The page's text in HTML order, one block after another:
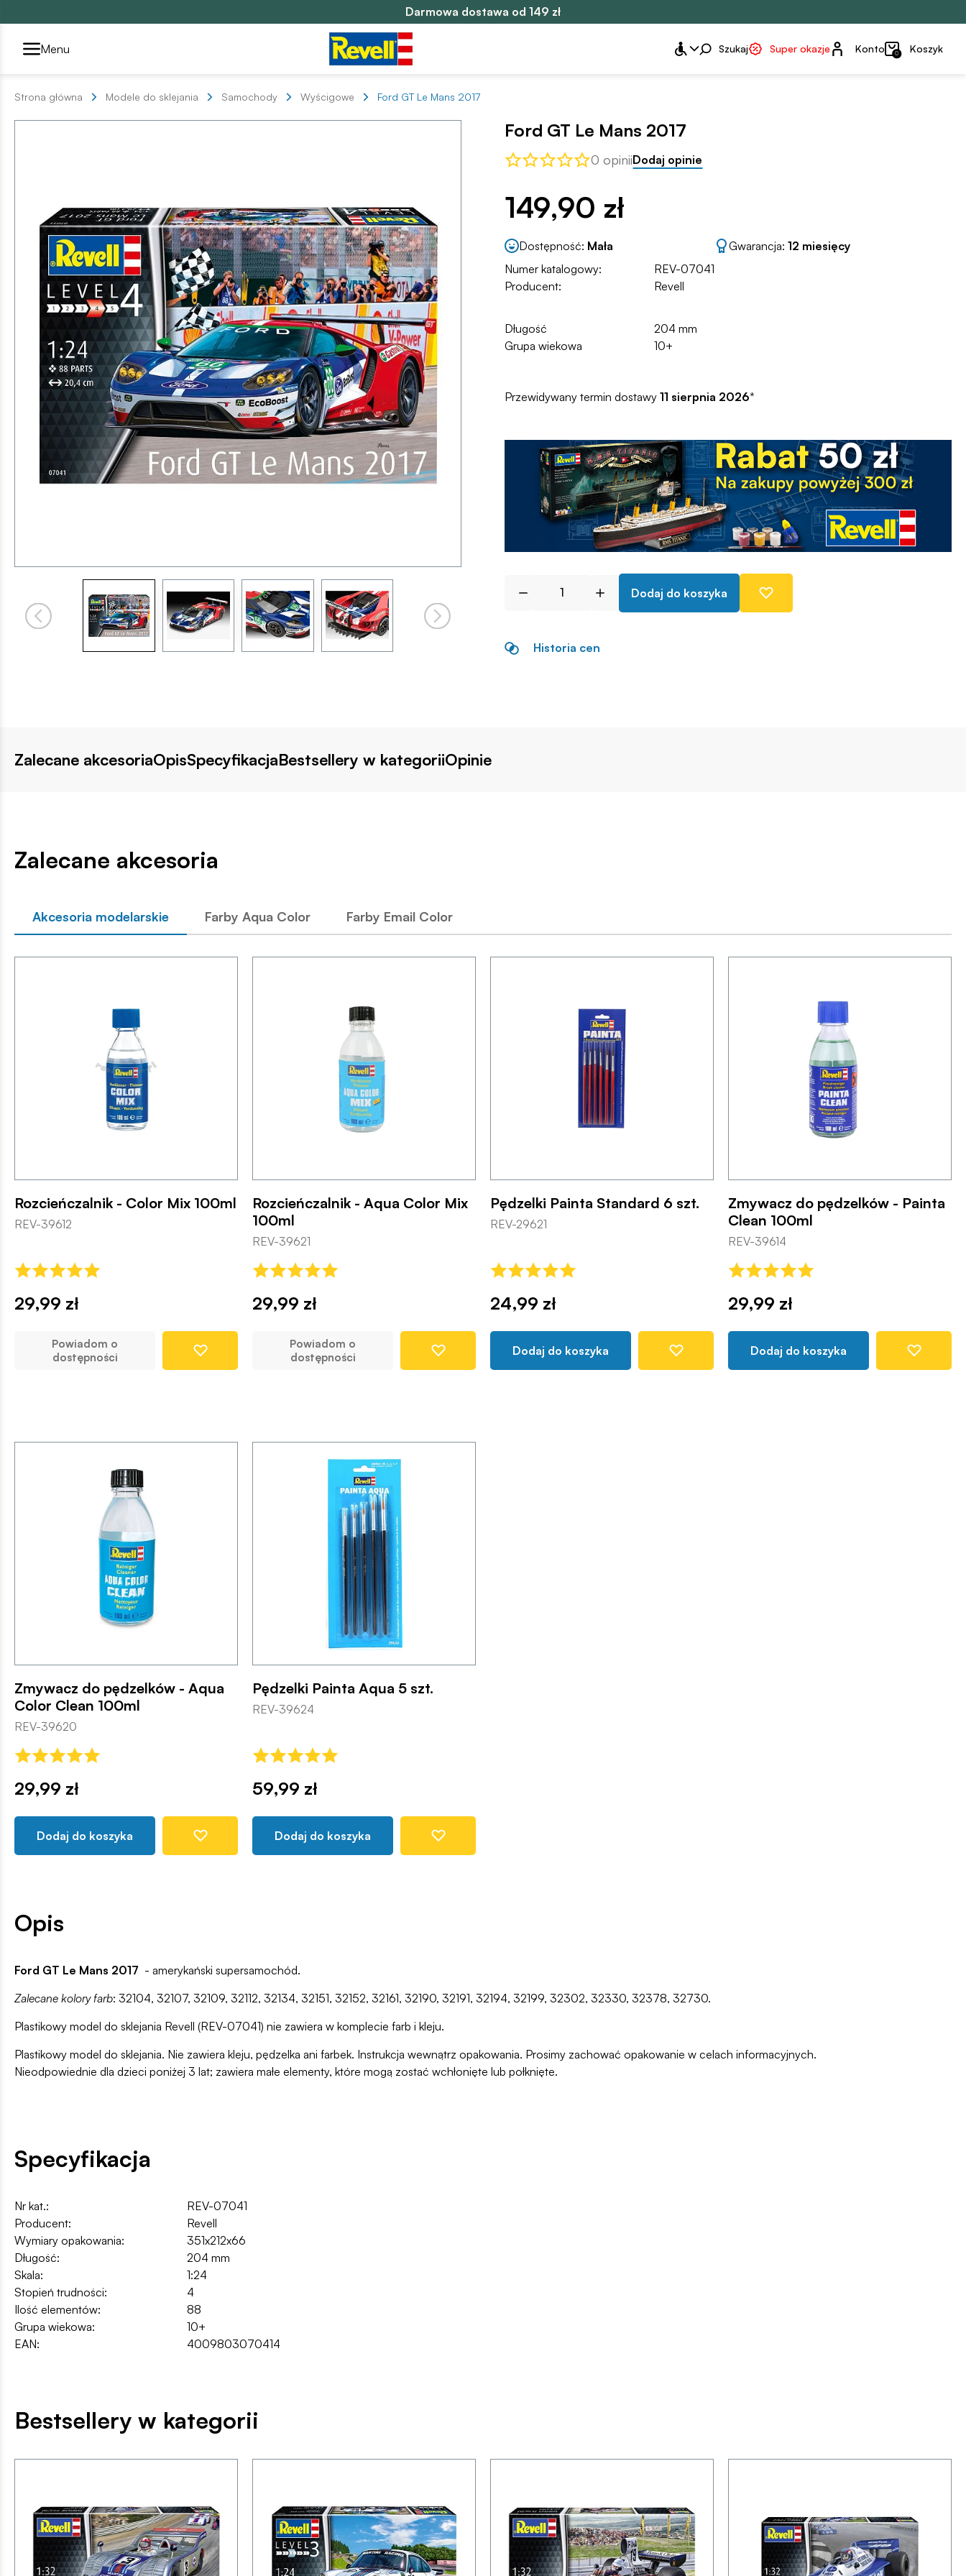
Darmowa dostawa od 149 zł
Przełącznik segmentów2
Menu Szukaj Super okazje Konto
Konto 0 Koszyk
Strona główna Modele do sklejania Samochody Wyścigowe Ford GT Le Mans 2017
Ford GT Le Mans 2017
0 opiniiDodaj opinie
149,90 zł
Dostępność: Mała Gwarancja: 12 miesięcy
Numer katalogowy:
REV-07041
Producent:
Revell
Długość
204 mm
Grupa wiekowa
10+
Przewidywany termin dostawy 11 sierpnia 2026*
Dodaj do koszyka
Historia cen
Zalecane akcesoriaOpisSpecyfikacjaBestsellery w kategoriiOpinie
Zalecane akcesoria
Akcesoria modelarskie Farby Aqua Color Farby Email Color
Rozcieńczalnik - Color Mix 100ml
REV-39612
29,99 zł
Powiadom o
dostępności
Rozcieńczalnik - Aqua Color Mix
100ml
REV-39621
29,99 zł
Powiadom o
dostępności
Pędzelki Painta Standard 6 szt.
REV-29621
24,99 zł
Dodaj do koszyka
Zmywacz do pędzelków - Painta
Clean 100ml
REV-39614
29,99 zł
Dodaj do koszyka
Zmywacz do pędzelków - Aqua
Color Clean 100ml
REV-39620
29,99 zł
Dodaj do koszyka
Pędzelki Painta Aqua 5 szt.
REV-39624
59,99 zł
Dodaj do koszyka
Opis
Ford GT Le Mans 2017 - amerykański supersamochód.
Zalecane kolory farb: 32104, 32107, 32109, 32112, 32134, 32151, 32152, 32161, 32190, 32191, 32194, 32199, 32302, 32330, 32378, 32730.
Plastikowy model do sklejania Revell (REV-07041) nie zawiera w komplecie farb i kleju.
Plastikowy model do sklejania. Nie zawiera kleju, pędzelka ani farbek. Instrukcja wewnątrz opakowania. Prosimy zachować opakowanie w celach informacyjnych.
Nieodpowiednie dla dzieci poniżej 3 lat; zawiera małe elementy, które mogą zostać wchłonięte lub połknięte.
Specyfikacja
Nr kat.:
REV-07041
Producent:
Revell
Wymiary opakowania:
351x212x66
Długość:
204 mm
Skala:
1:24
Stopień trudności:
4
Ilość elementów:
88
Grupa wiekowa:
10+
EAN:
4009803070414
Bestsellery w kategorii